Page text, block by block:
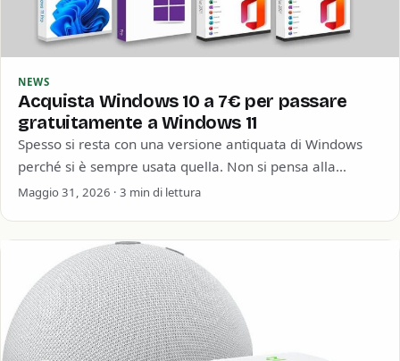
NEWS
Acquista Windows 10 a 7€ per passare
gratuitamente a Windows 11
Spesso si resta con una versione antiquata di Windows
perché si è sempre usata quella. Non si pensa alla
sicurezza informatica o…
Maggio 31, 2026 · 3 min di lettura